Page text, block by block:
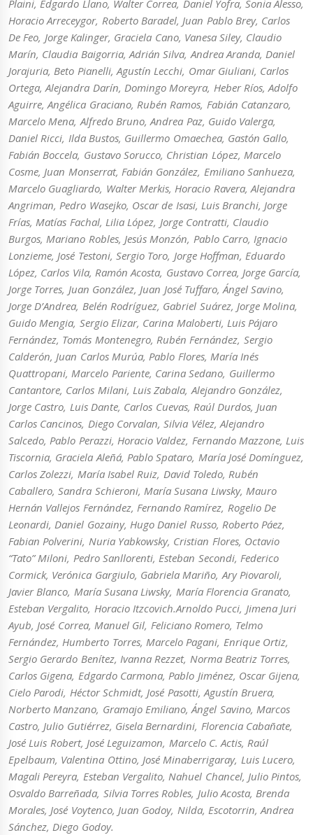
Plaini, Edgardo Llano, Walter Correa, Daniel Yofra, Sonia Alesso,
Horacio Arreceygor, Roberto Baradel, Juan Pablo Brey, Carlos
De Feo, Jorge Kalinger, Graciela Cano, Vanesa Siley, Claudio
Marín, Claudia Baigorria, Adrián Silva, Andrea Aranda, Daniel
Jorajuria, Beto Pianelli, Agustín Lecchi, Omar Giuliani, Carlos
Ortega, Alejandra Darín, Domingo Moreyra, Heber Ríos, Adolfo
Aguirre, Angélica Graciano, Rubén Ramos, Fabián Catanzaro,
Marcelo Mena, Alfredo Bruno, Andrea Paz, Guido Valerga,
Daniel Ricci, Ilda Bustos, Guillermo Omaechea, Gastón Gallo,
Fabián Boccela, Gustavo Sorucco, Christian López, Marcelo
Cosme, Juan Monserrat, Fabián González, Emiliano Sanhueza,
Marcelo Guagliardo, Walter Merkis, Horacio Ravera, Alejandra
Angriman, Pedro Wasejko, Oscar de Isasi, Luis Branchi, Jorge
Frías, Matías Fachal, Lilia López, Jorge Contratti, Claudio
Burgos, Mariano Robles, Jesús Monzón, Pablo Carro, Ignacio
Lonzieme, José Testoni, Sergio Toro, Jorge Hoffman, Eduardo
López, Carlos Vila, Ramón Acosta, Gustavo Correa, Jorge García,
Jorge Torres, Juan González, Juan José Tuffaro, Ángel Savino,
Jorge D’Andrea, Belén Rodríguez, Gabriel Suárez, Jorge Molina,
Guido Mengia, Sergio Elizar, Carina Maloberti, Luis Pájaro
Fernández, Tomás Montenegro, Rubén Fernández, Sergio
Calderón, Juan Carlos Murúa, Pablo Flores, María Inés
Quattropani, Marcelo Pariente, Carina Sedano, Guillermo
Cantantore, Carlos Milani, Luis Zabala, Alejandro González,
Jorge Castro, Luis Dante, Carlos Cuevas, Raúl Durdos, Juan
Carlos Cancinos, Diego Corvalan, Silvia Vélez, Alejandro
Salcedo, Pablo Perazzi, Horacio Valdez, Fernando Mazzone, Luis
Tiscornia, Graciela Aleñá, Pablo Spataro, María José Domínguez,
Carlos Zolezzi, María Isabel Ruiz, David Toledo, Rubén
Caballero, Sandra Schieroni, María Susana Liwsky, Mauro
Hernán Vallejos Fernández, Fernando Ramírez, Rogelio De
Leonardi, Daniel Gozainy, Hugo Daniel Russo, Roberto Páez,
Fabian Polverini, Nuria Yabkowsky, Cristian Flores, Octavio
“Tato” Miloni, Pedro Sanllorenti, Esteban Secondi, Federico
Cormick, Verónica Gargiulo, Gabriela Mariño, Ary Piovaroli,
Javier Blanco, María Susana Liwsky, María Florencia Granato,
Esteban Vergalito, Horacio Itzcovich.Arnoldo Pucci, Jimena Juri
Ayub, José Correa, Manuel Gil, Feliciano Romero, Telmo
Fernández, Humberto Torres, Marcelo Pagani, Enrique Ortiz,
Sergio Gerardo Benítez, Ivanna Rezzet, Norma Beatriz Torres,
Carlos Gigena, Edgardo Carmona, Pablo Jiménez, Oscar Gijena,
Cielo Parodi, Héctor Schmidt, José Pasotti, Agustín Bruera,
Norberto Manzano, Gramajo Emiliano, Ángel Savino, Marcos
Castro, Julio Gutiérrez, Gisela Bernardini, Florencia Cabañate,
José Luis Robert, José Leguizamon, Marcelo C. Actis, Raúl
Epelbaum, Valentina Ottino, José Minaberrigaray, Luis Lucero,
Magali Pereyra, Esteban Vergalito, Nahuel Chancel, Julio Pintos,
Osvaldo Barreñada, Silvia Torres Robles, Julio Acosta, Brenda
Morales, José Voytenco, Juan Godoy, Nilda, Escotorrin, Andrea
Sánchez, Diego Godoy.